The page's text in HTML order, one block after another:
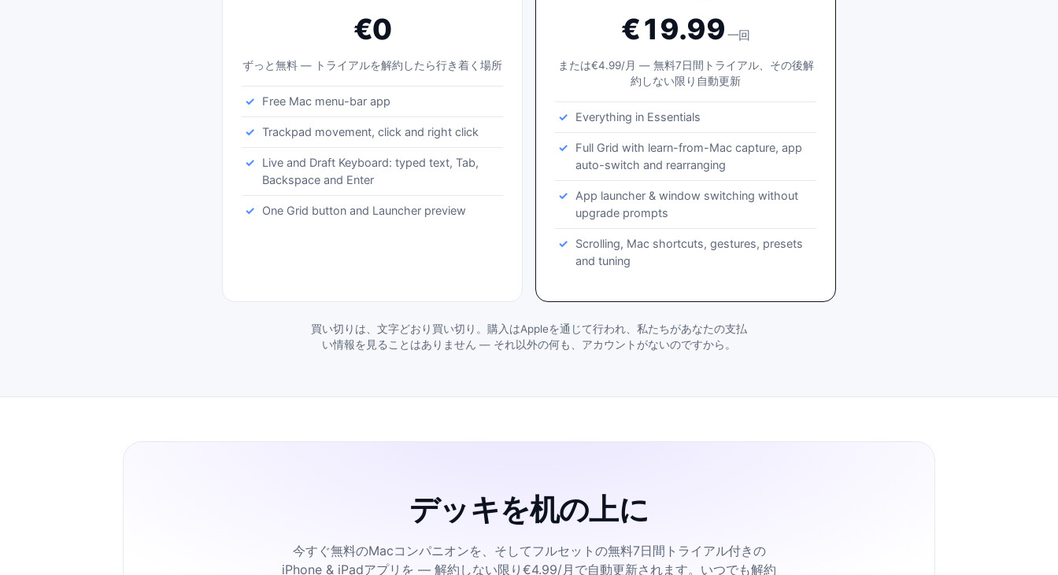
€0
ずっと無料 — トライアルを解約したら行き着く場所
Free Mac menu-bar app
Trackpad movement, click and right click
Live and Draft Keyboard: typed text, Tab,
Backspace and Enter
One Grid button and Launcher preview
€19.99 一回
または€4.99/月 — 無料7日間トライアル、その後解
約しない限り自動更新
Everything in Essentials
Full Grid with learn-from-Mac capture, app
auto-switch and rearranging
App launcher & window switching without
upgrade prompts
Scrolling, Mac shortcuts, gestures, presets
and tuning
買い切りは、文字どおり買い切り。購入はAppleを通じて行われ、私たちがあなたの支払
い情報を見ることはありません — それ以外の何も、アカウントがないのですから。
デッキを机の上に
今すぐ無料のMacコンパニオンを、そしてフルセットの無料7日間トライアル付きの
iPhone & iPadアプリを — 解約しない限り€4.99/月で自動更新されます。いつでも解約